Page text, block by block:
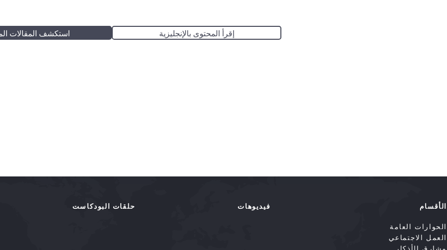
إقرأ المحتوى بالإنجليزية استكشف المقالات
الأقسام
الحوارات العامة
العمل الاجتماعي
مشارق الأذكار
فيديوهات حلقات البودكاست